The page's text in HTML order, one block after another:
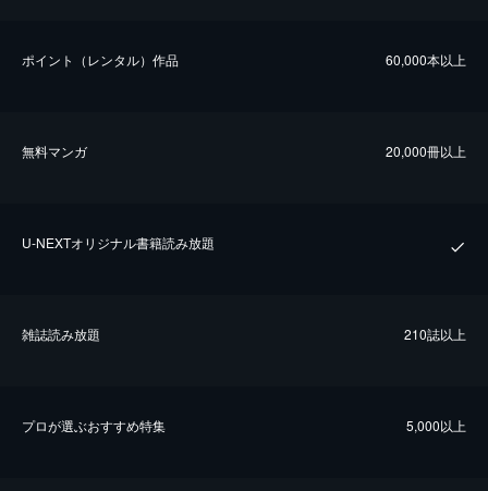
ポイント（レンタル）作品 60,000本以上
無料マンガ 20,000冊以上
U-NEXTオリジナル書籍読み放題
雑誌読み放題 210誌以上
プロが選ぶおすすめ特集 5,000以上